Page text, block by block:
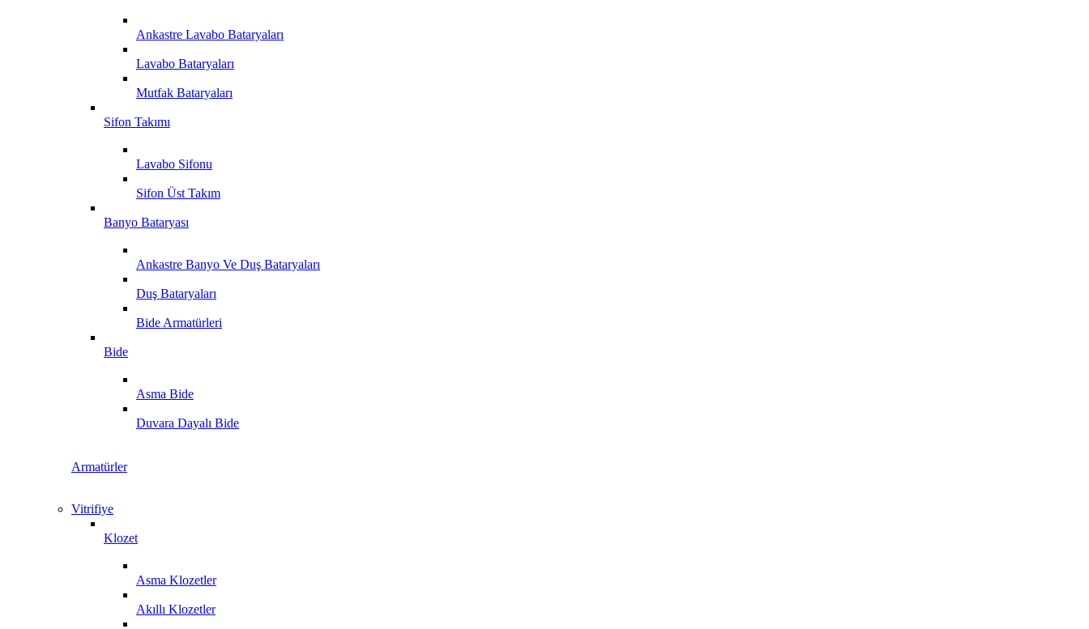
Ankastre Lavabo Bataryaları
Lavabo Bataryaları
Mutfak Bataryaları
Sifon Takımı
Lavabo Sifonu
Sifon Üst Takım
Banyo Bataryası
Ankastre Banyo Ve Duş Bataryaları
Duş Bataryaları
Bide Armatürleri
Bide
Asma Bide
Duvara Dayalı Bide
Armatürler
Vitrifiye
Klozet
Asma Klozetler
Akıllı Klozetler